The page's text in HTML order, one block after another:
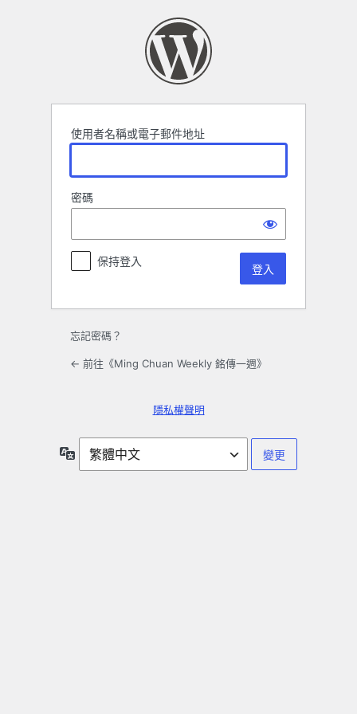
使用者名稱或電子郵件地址
密碼
保持登入
忘記密碼？
← 前往《Ming Chuan Weekly 銘傳一週》
隱私權聲明
言